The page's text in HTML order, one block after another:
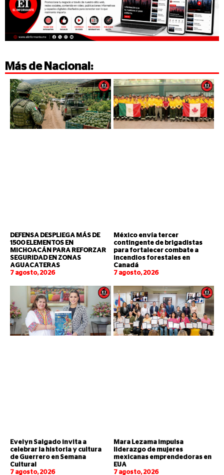
Más de Nacional :
DEFENSA DESPLIEGA MÁS DE
1500 ELEMENTOS EN
MICHOACÁN PARA REFORZAR
SEGURIDAD EN ZONAS
AGUACATERAS
7 agosto, 2026
México envía tercer
contingente de brigadistas
para fortalecer combate a
incendios forestales en
Canadá
7 agosto, 2026
Evelyn Salgado invita a
celebrar la historia y cultura
de Guerrero en Semana
Cultural
7 agosto, 2026
Mara Lezama impulsa
liderazgo de mujeres
mexicanas emprendedoras en
EUA
7 agosto, 2026